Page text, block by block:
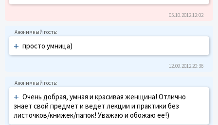
05.10.2012 12:02
+ просто умница)
12.09.2012 20:36
+ Очень добрая, умная и красивая женщина! Отлично
знает свой предмет и ведет лекции и практики без
листочков/книжек/папок! Уважаю и обожаю ее!)